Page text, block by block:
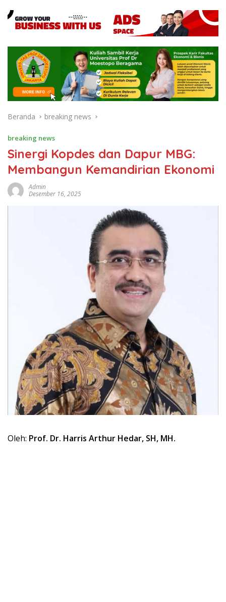
Beranda breaking news
breaking news
Sinergi Kopdes dan Dapur MBG:
Membangun Kemandirian Ekonomi
Admin
Desember 16, 2025
Oleh: Prof. Dr. Harris Arthur Hedar, SH, MH.